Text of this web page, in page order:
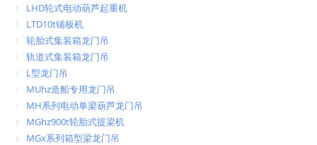
LHD轮式电动葫芦起重机
LTD10t铺板机
轮胎式集装箱龙门吊
轨道式集装箱龙门吊
L型龙门吊
MUhz造船专用龙门吊
MH系列电动单梁葫芦龙门吊
MGhz900t轮胎式提梁机
MGx系列箱型梁龙门吊